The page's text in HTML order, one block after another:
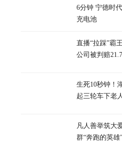
6分钟 宁德时
充电池
直播“拉踩”霸
公司被判赔
生死10秒钟！
起三轮车下老
凡人善举筑大
群“奔跑的英雄